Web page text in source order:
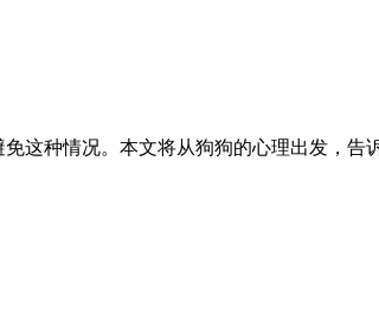
这种情况。本文将从狗狗的心理出发，告